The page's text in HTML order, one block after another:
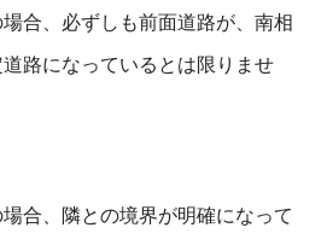
合、必ずしも前面道路が、南相
路になっているとは限りませ
合、 隣との境界が明確になって